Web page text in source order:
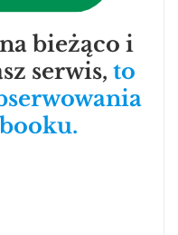
bieżąco i
serwis, to